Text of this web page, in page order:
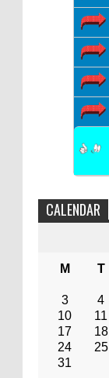
CALENDAR
M T
3
4
10
11
17
18
24
25
31